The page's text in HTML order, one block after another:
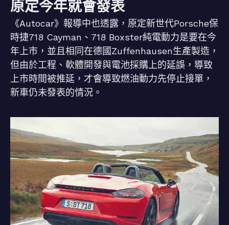
原定今年就會發表
《Autocar》報導中也透露，原定新世代Porsche保
時捷718 Cayman、718 Boxster純電動力是要在今
年上市，並且相同在德國Zuffenhausen生產製造，
但由於工程、軟體開發與電池採購上的延誤，導致
上市時間被推延，才會導致燃油動力先停止接單，
新車仍未發表的情況。